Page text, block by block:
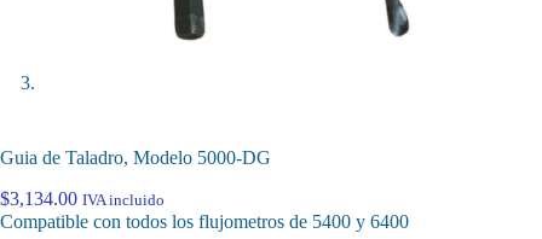
Guia de Taladro, Modelo 5000-DG
$3,134.00 IVA incluido
Compatible con todos los flujometros de 5400 y 6400